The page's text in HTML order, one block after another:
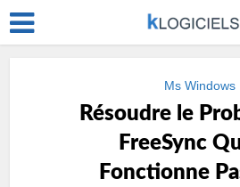
Ms Windows
Résoudre le
FreeSync
Fonctionne